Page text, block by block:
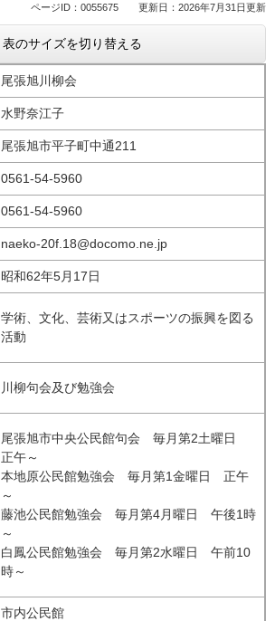
ページID：0055675 更新日：2026年7月31日更新
表のサイズを切り替える
尾張旭川柳会
水野奈江子
尾張旭市平子町中通211
0561-54-5960
0561-54-5960
naeko-20f.18@docomo.ne.jp
昭和62年5月17日
学術、文化、芸術又はスポーツの振興を図る
活動
川柳句会及び勉強会
尾張旭市中央公民館句会 毎月第2土曜日
正午～
本地原公民館勉強会 毎月第1金曜日 正午
～
藤池公民館勉強会 毎月第4月曜日 午後1時
～
​白鳳公民館勉強会 毎月第2水曜日 午前10
時～
市内公民館